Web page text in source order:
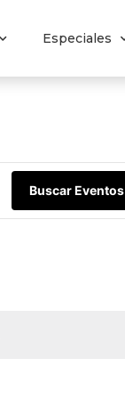
Especiales
Buscar Eventos